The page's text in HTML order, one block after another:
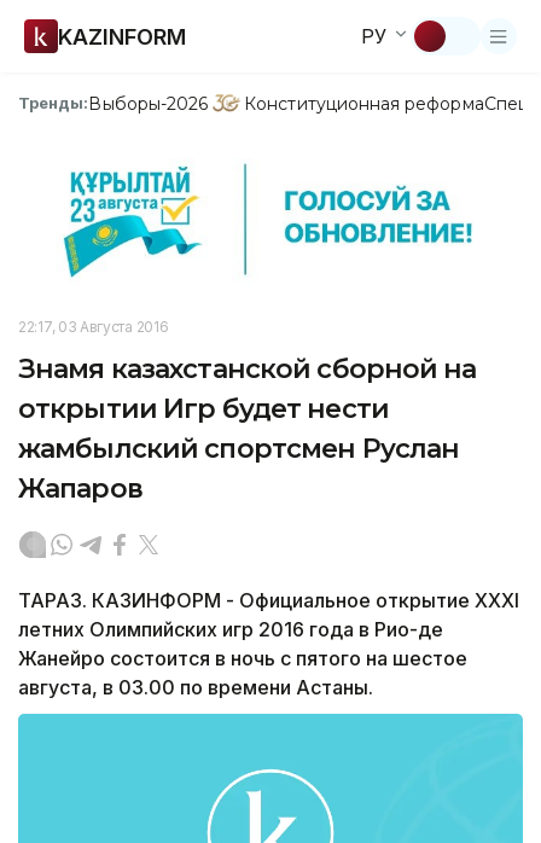
KAZINFORM РУ
Тренды:Выборы-2026 Конституционная реформа
22:17, 03 Августа 2016
Знамя казахстанской сборной на
открытии Игр будет нести
жамбылский спортсмен Руслан
Жапаров
ТАРАЗ. КАЗИНФОРМ - Официальное открытие XXXI
летних Олимпийских игр 2016 года в Рио-де
Жанейро состоится в ночь с пятого на шестое
августа, в 03.00 по времени Астаны.